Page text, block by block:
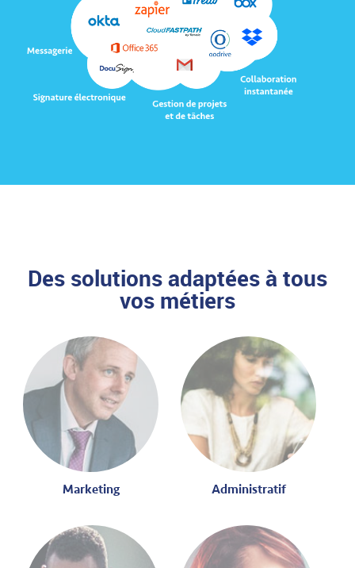
Des solutions adaptées à tous
vos métiers
Marketing Administratif